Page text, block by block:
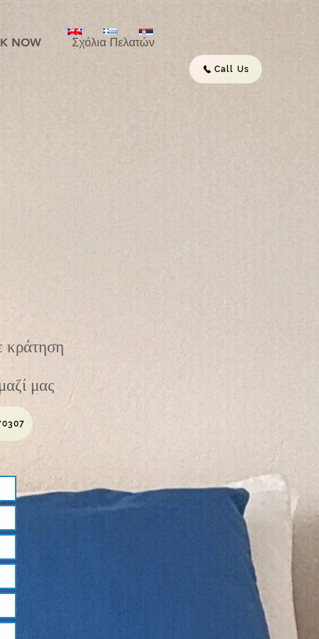
NOW Σχόλια Πελατών
κράτηση
μας
Call Us